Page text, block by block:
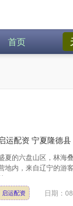
首页
运配资 宁夏隆德
夏的六盘山区，林海
地内，来自辽宁的游
德....
启运配资 日期：